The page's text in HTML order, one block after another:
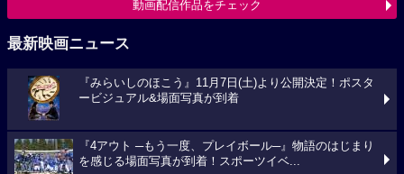
動画配信作品をチェック
最新映画ニュース
『みらいしのほこう』11月7日(土)より公開決定！ポスタ
ービジュアル&場面写真が到着
『4アウト ─もう一度、プレイボール─』物語のはじまり
を感じる場面写真が到着！スポーツイベ...